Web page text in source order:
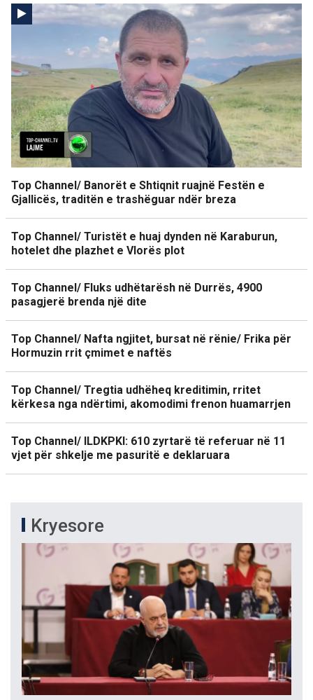
Top Channel/ Banorët e Shtiqnit ruajnë Festën e
Gjallicës, traditën e trashëguar ndër breza
Top Channel/ Turistët e huaj dynden në Karaburun,
hotelet dhe plazhet e Vlorës plot
Top Channel/ Fluks udhëtarësh në Durrës, 4900
pasagjerë brenda një dite
Top Channel/ Nafta ngjitet, bursat në rënie/ Frika për
Hormuzin rrit çmimet e naftës
Top Channel/ Tregtia udhëheq kreditimin, rritet
kërkesa nga ndërtimi, akomodimi frenon huamarrjen
Top Channel/ ILDKPKI: 610 zyrtarë të referuar në 11
vjet për shkelje me pasuritë e deklaruara
Kryesore